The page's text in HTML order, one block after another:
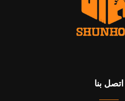
اتصل بنا